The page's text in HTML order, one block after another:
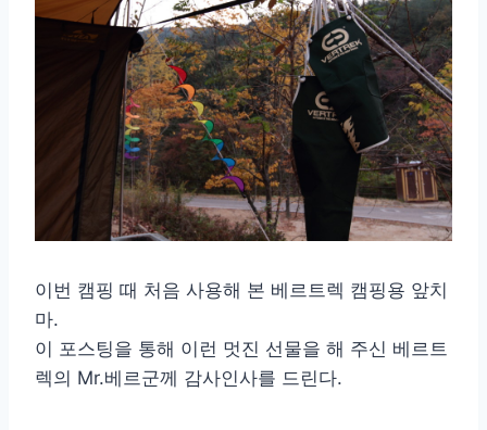
이번 캠핑 때 처음 사용해 본 베르트렉 캠핑용 앞치
마.
이 포스팅을 통해 이런 멋진 선물을 해 주신 베르트
렉의 Mr.베르군께 감사인사를 드린다.